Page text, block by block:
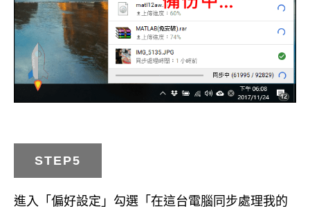
STEP5
進入「偏好設定」勾選「在這台電腦同步處理我的